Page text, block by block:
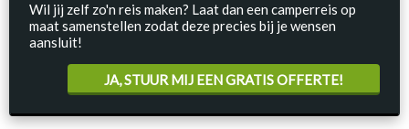
Wil jij zelf zo'n reis maken? Laat dan een camperreis op
maat samenstellen zodat deze precies bij je wensen
aansluit!
JA, STUUR MIJ EEN GRATIS OFFERTE!